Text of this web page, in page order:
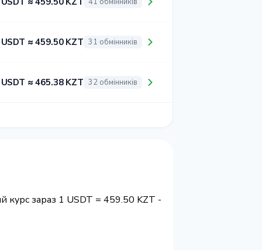
≈ 459.50 KZT 31 обмінників
≈ 465.38 KZT 32 обмінників
курс зараз 1 USDT = 459.50 KZT -